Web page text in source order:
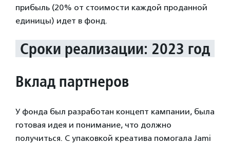
прибыль (20% от стоимости каждой проданной
единицы) идет в фонд.
Сроки реализации: 2023 год
Вклад партнеров
У фонда был разработан концепт кампании, была
готовая идея и понимание, что должно
получиться. С упаковкой креатива помогала Jami